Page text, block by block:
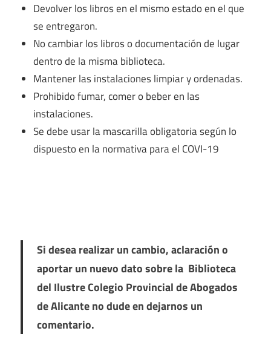
Devolver los libros en el mismo estado en el que
se entregaron.
No cambiar los libros o documentación de lugar
dentro de la misma biblioteca.
Mantener las instalaciones limpiar y ordenadas.
Prohibido fumar, comer o beber en las
instalaciones.
Se debe usar la mascarilla obligatoria según lo
dispuesto en la normativa para el COVI-19
Si desea realizar un cambio, aclaración o
aportar un nuevo dato sobre la Biblioteca
del Ilustre Colegio Provincial de Abogados
de Alicante no dude en dejarnos un
comentario.